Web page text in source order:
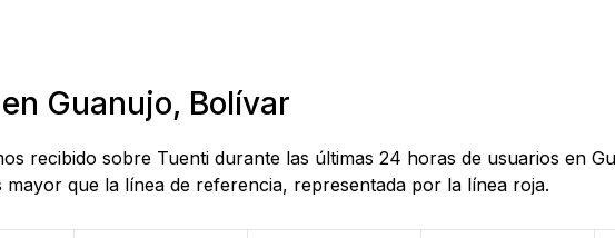
Guanujo, Bolívar
recibido sobre Tuenti durante las últimas 24 horas de usuarios en
que la línea de referencia, representada por la línea roja.